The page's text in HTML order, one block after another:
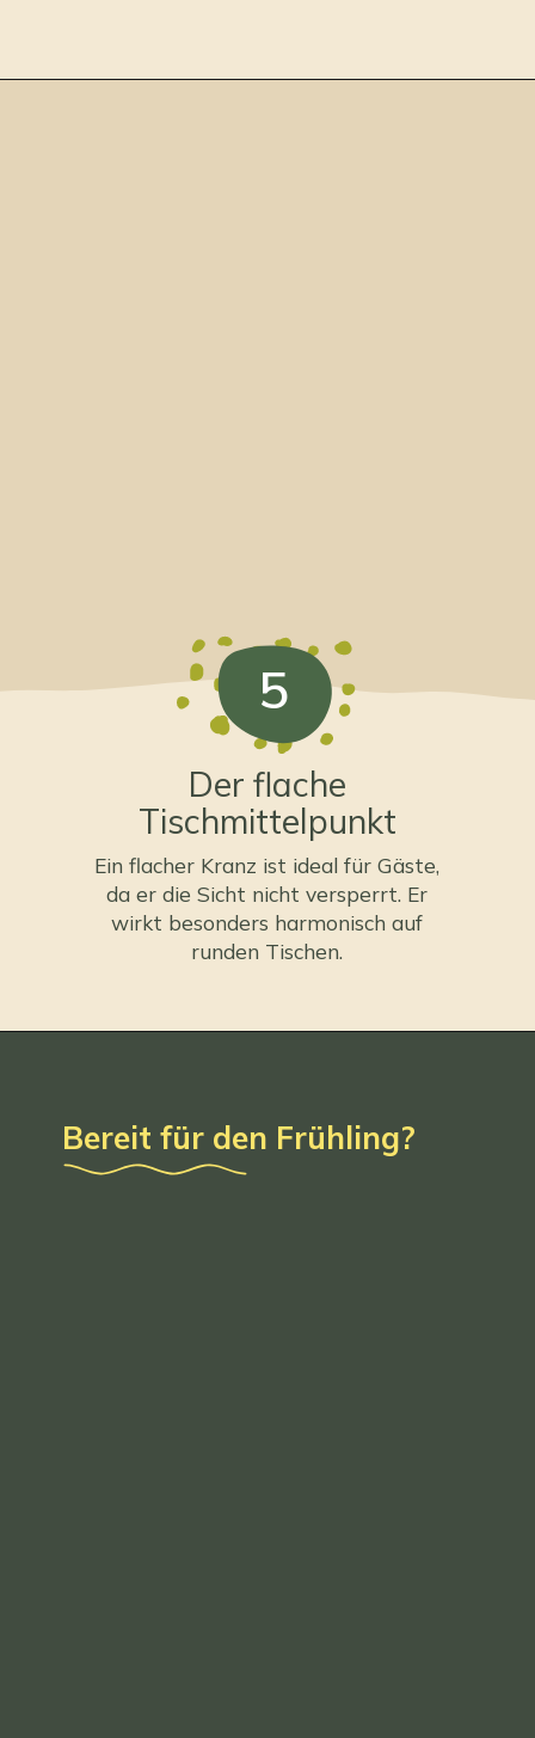
5
Der flache
Tischmittelpunkt
Ein flacher Kranz ist ideal für Gäste,
da er die Sicht nicht versperrt. Er
wirkt besonders harmonisch auf
runden Tischen.
Bereit für den Frühling?